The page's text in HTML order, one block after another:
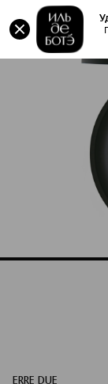
Оригинал
магазине
BLUSHER Румяна
Описание
ERRE DUE